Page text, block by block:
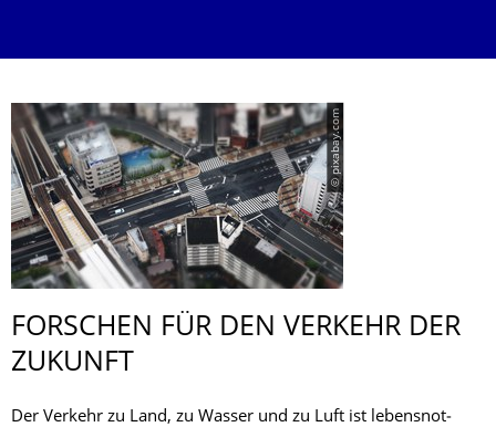
© pixabay.com
FORSCHEN FÜR DEN VERKEHR DER
ZUKUNFT
Der Verkehr zu Land, zu Wasser und zu Luft ist lebens­not­